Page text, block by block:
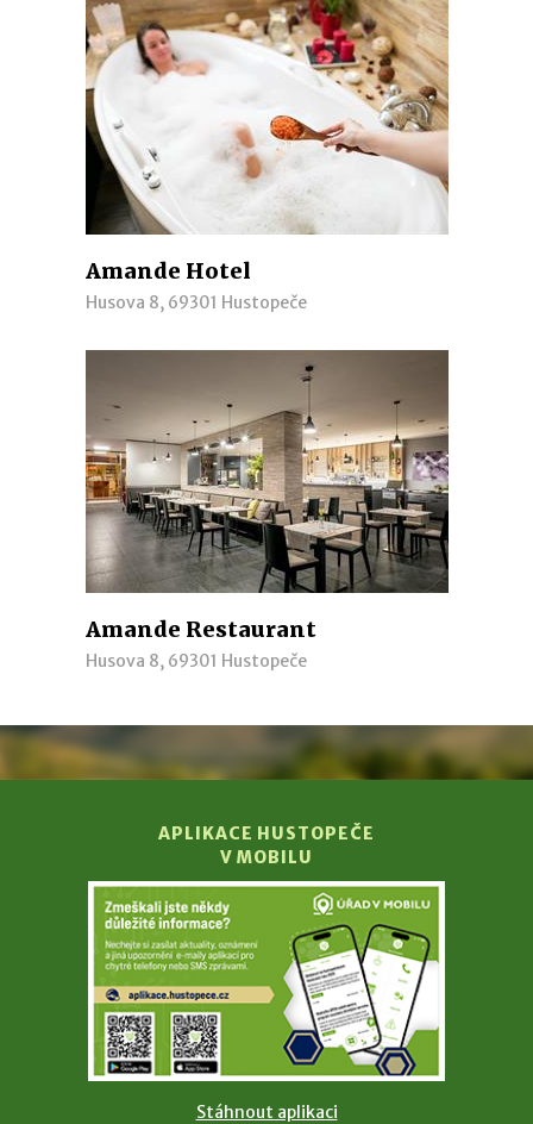
Amande Hotel
Husova 8, 69301 Hustopeče
Amande Restaurant
Husova 8, 69301 Hustopeče
APLIKACE HUSTOPEČE
V MOBILU
Stáhnout aplikaci